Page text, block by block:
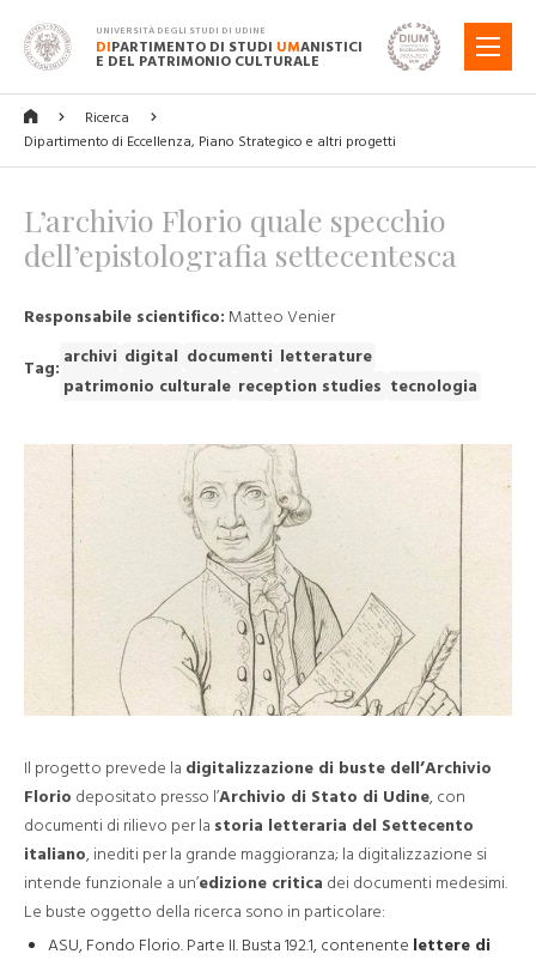
UNIVERSITÀ DEGLI STUDI DI UDINE
DIPARTIMENTO DI STUDI UMANISTICI
E DEL PATRIMONIO CULTURALE
MENU
Ricerca
Dipartimento di Eccellenza, Piano Strategico e altri progetti
L’archivio Florio quale specchio
dell’epistolografia settecentesca
Responsabile scientifico: Matteo Venier
Tag: archivi digital documenti letterature
patrimonio culturale reception studies tecnologia
Il progetto prevede la digitalizzazione di buste dell’Archivio
Florio depositato presso l’Archivio di Stato di Udine, con
documenti di rilievo per la storia letteraria del Settecento
italiano, inediti per la grande maggioranza; la digitalizzazione si
intende funzionale a un’edizione critica dei documenti medesimi.
Le buste oggetto della ricerca sono in particolare:
ASU, Fondo Florio. Parte II. Busta 192.1, contenente lettere di